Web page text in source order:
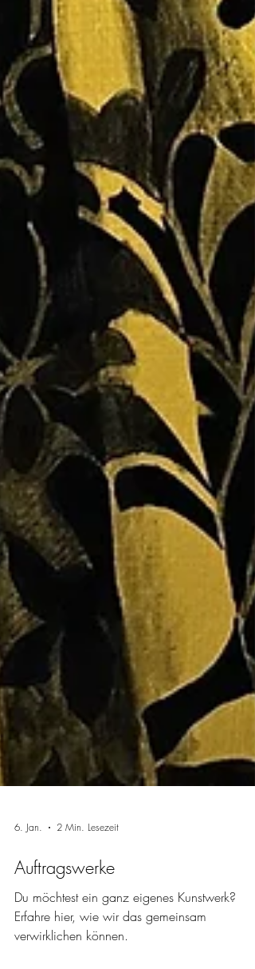
6. Jan. 2 Min. Lesezeit
Auftragswerke
Du möchtest ein ganz eigenes Kunstwerk?